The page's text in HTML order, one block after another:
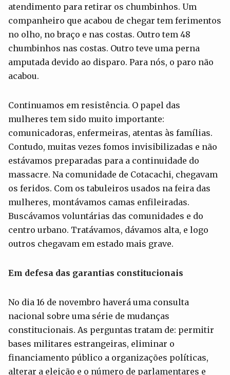
atendimento para retirar os chumbinhos. Um
companheiro que acabou de chegar tem ferimentos
no olho, no braço e nas costas. Outro tem 48
chumbinhos nas costas. Outro teve uma perna
amputada devido ao disparo. Para nós, o paro não
acabou.
Continuamos em resistência. O papel das
mulheres tem sido muito importante:
comunicadoras, enfermeiras, atentas às famílias.
Contudo, muitas vezes fomos invisibilizadas e não
estávamos preparadas para a continuidade do
massacre. Na comunidade de Cotacachi, chegavam
os feridos. Com os tabuleiros usados na feira das
mulheres, montávamos camas enfileiradas.
Buscávamos voluntárias das comunidades e do
centro urbano. Tratávamos, dávamos alta, e logo
outros chegavam em estado mais grave.
Em defesa das garantias constitucionais
No dia 16 de novembro haverá uma consulta
nacional sobre uma série de mudanças
constitucionais. As perguntas tratam de: permitir
bases militares estrangeiras, eliminar o
financiamento público a organizações políticas,
alterar a eleição e o número de parlamentares e